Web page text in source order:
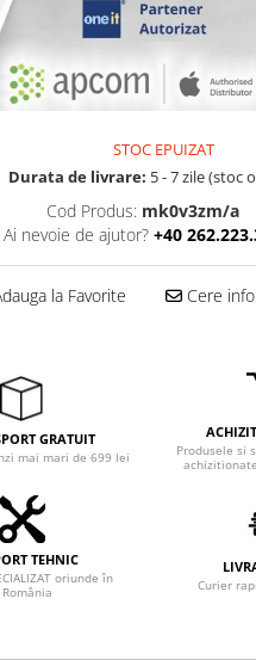
PC
STOC EPUIZAT
Durata de livrare: 5 - 7 zile (stoc
Cod Produs: mk0v3zm/a
Ai nevoie de ajutor? +40
la Favorite Cere
GRATUIT
mai mari de 699 lei
Produsele si
achizitionate
TEHNIC
oriunde în
România
Curier